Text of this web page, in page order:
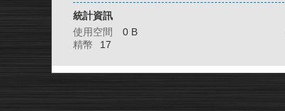
統計資訊
使用空間
0 B
精幣
17